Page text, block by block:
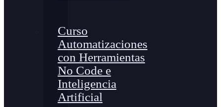
Curso
Automatizaciones
con Herramientas
No Code e
Inteligencia
Artificial